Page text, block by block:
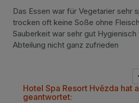
Das Essen war für Vegetarier sehr
trocken oft keine Soße ohne
Sauberkeit war sehr gut
Abteilung nicht ganz zufrieden
Hotel Spa Resort Hvězda hat
geantwortet: